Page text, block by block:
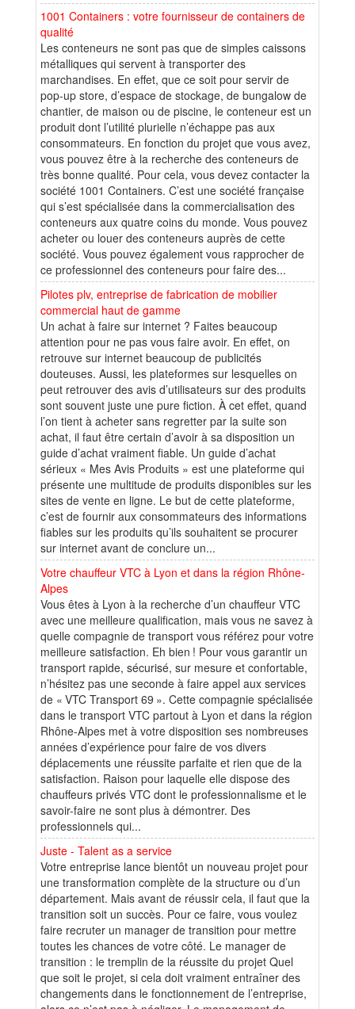
1001 Containers : votre fournisseur de containers de
qualité
Les conteneurs ne sont pas que de simples caissons
métalliques qui servent à transporter des
marchandises. En effet, que ce soit pour servir de
pop-up store, d’espace de stockage, de bungalow de
chantier, de maison ou de piscine, le conteneur est un
produit dont l’utilité plurielle n’échappe pas aux
consommateurs. En fonction du projet que vous avez,
vous pouvez être à la recherche des conteneurs de
très bonne qualité. Pour cela, vous devez contacter la
société 1001 Containers. C’est une société française
qui s’est spécialisée dans la commercialisation des
conteneurs aux quatre coins du monde. Vous pouvez
acheter ou louer des conteneurs auprès de cette
société. Vous pouvez également vous rapprocher de
ce professionnel des conteneurs pour faire des...
Pilotes plv, entreprise de fabrication de mobilier
commercial haut de gamme
Un achat à faire sur internet ? Faites beaucoup
attention pour ne pas vous faire avoir. En effet, on
retrouve sur internet beaucoup de publicités
douteuses. Aussi, les plateformes sur lesquelles on
peut retrouver des avis d’utilisateurs sur des produits
sont souvent juste une pure fiction. À cet effet, quand
l’on tient à acheter sans regretter par la suite son
achat, il faut être certain d’avoir à sa disposition un
guide d’achat vraiment fiable. Un guide d’achat
sérieux « Mes Avis Produits » est une plateforme qui
présente une multitude de produits disponibles sur les
sites de vente en ligne. Le but de cette plateforme,
c’est de fournir aux consommateurs des informations
fiables sur les produits qu’ils souhaitent se procurer
sur internet avant de conclure un...
Votre chauffeur VTC à Lyon et dans la région Rhône-
Alpes
Vous êtes à Lyon à la recherche d’un chauffeur VTC
avec une meilleure qualification, mais vous ne savez à
quelle compagnie de transport vous référez pour votre
meilleure satisfaction. Eh bien ! Pour vous garantir un
transport rapide, sécurisé, sur mesure et confortable,
n’hésitez pas une seconde à faire appel aux services
de « VTC Transport 69 ». Cette compagnie spécialisée
dans le transport VTC partout à Lyon et dans la région
Rhône-Alpes met à votre disposition ses nombreuses
années d’expérience pour faire de vos divers
déplacements une réussite parfaite et rien que de la
satisfaction. Raison pour laquelle elle dispose des
chauffeurs privés VTC dont le professionnalisme et le
savoir-faire ne sont plus à démontrer. Des
professionnels qui...
Juste - Talent as a service
Votre entreprise lance bientôt un nouveau projet pour
une transformation complète de la structure ou d’un
département. Mais avant de réussir cela, il faut que la
transition soit un succès. Pour ce faire, vous voulez
faire recruter un manager de transition pour mettre
toutes les chances de votre côté. Le manager de
transition : le tremplin de la réussite du projet Quel
que soit le projet, si cela doit vraiment entraîner des
changements dans le fonctionnement de l’entreprise,